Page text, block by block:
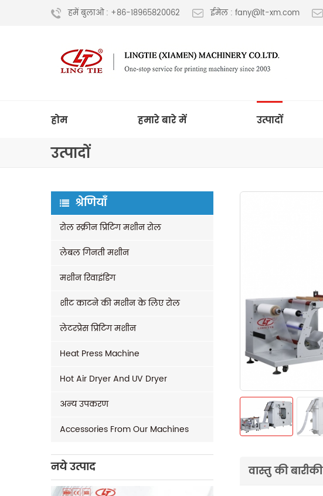
हमें बुलाओ : +86-18965820062 ईमेल : fany@lt-xm.com
होम हमारे बारे में उत्पादों
उत्पादों
श्रेणियाँ
रोल स्क्रीन प्रिंटिंग मशीन रोल
लेबल गिनती मशीन
मशीन रिवाइंडिंग
शीट काटने की मशीन के लिए रोल
लेटरप्रेस प्रिंटिंग मशीन
Heat Press Machine
Hot Air Dryer And UV Dryer
अन्य उपकरण
Accessories From Our Machines
नये उत्पाद वास्तु की बारीकी